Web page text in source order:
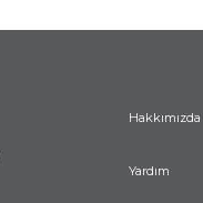
Hakkımızda
Yardım